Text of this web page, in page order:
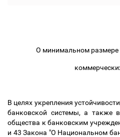
О минимальном размере
В целях укрепления
банковской системы, а также
общества к банковским
и 43 Закона "О Национальном